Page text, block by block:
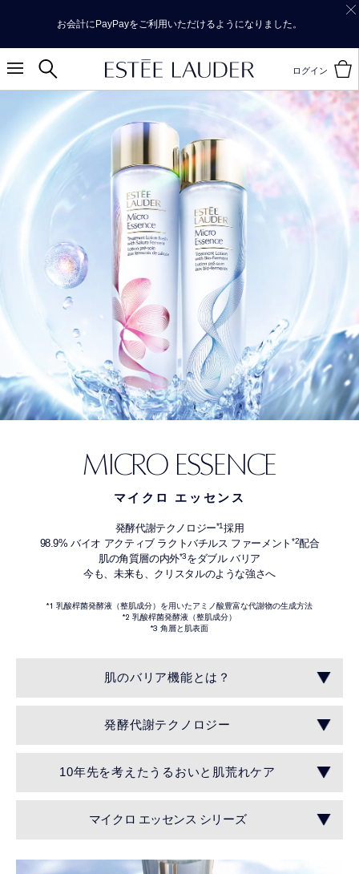
お会計にPayPayをご利用いただけるようになりました。
ログイン
MICRO ESSENCE
マイクロ エッセンス
発酵代謝テクノロジー*1採用
98.9% バイオ アクティブ ラクトバチルス ファーメント *2配合
肌の角質層の内外*3をダブル バリア
今も、未来も、クリスタルのような強さへ
*1 乳酸桿菌発酵液（整肌成分）を用いたアミノ酸豊富な代謝物の生成方法
*2 乳酸桿菌発酵液（整肌成分）
*3 角層と肌表面
肌のバリア機能とは？
発酵代謝テクノロジー
10年先を考えたうるおいと肌荒れケア
マイクロ エッセンス シリーズ